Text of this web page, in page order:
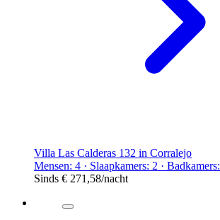
Villa Las Calderas 132 in Corralejo
Mensen: 4 · Slaapkamers: 2 ·
Sinds € 271,58/nacht